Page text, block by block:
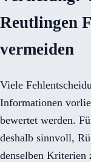
Reutlingen
vermeiden
Viele
Informationen
bewertet werden.
deshalb sinnvoll,
denselben Kriterien